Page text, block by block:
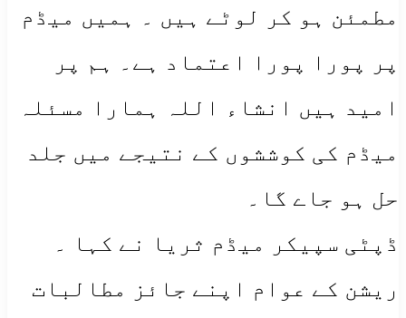
مطمئن ہو کر لوٹے ہیں ۔ ہمیں میڈم
پر پورا پورا اعتماد ہے۔ ہم پر
امید ہیں انشاء اللہ ہمارا مسئلہ
میڈم کی کوششوں کے نتیجے میں جلد
حل ہو جاے گا۔
ڈپٹی سپیکر میڈم ثریا نے کہا ۔
ریشن کے عوام اپنے جائز مطالبات